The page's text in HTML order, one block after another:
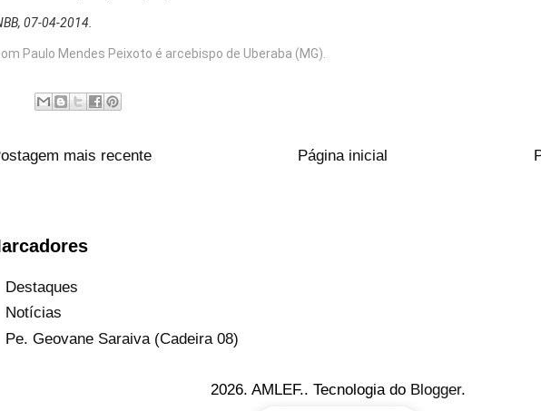
07-04-2014.
Paulo Mendes Peixoto é arcebispo de Uberaba (MG).
mais recente Página inicial
Destaques
Notícias
Pe. Geovane Saraiva (Cadeira 08)
2026. AMLEF.. Tecnologia do Blogger.